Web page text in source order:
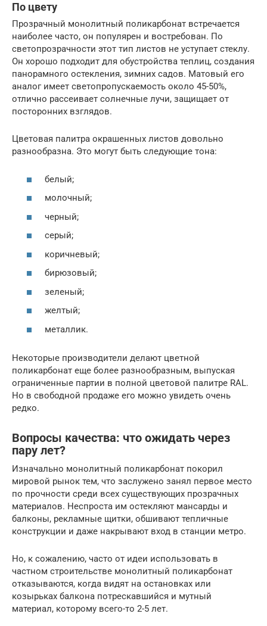
По цвету
Прозрачный монолитный поликарбонат встречается
наиболее часто, он популярен и востребован. По
светопрозрачности этот тип листов не уступает стеклу.
Он хорошо подходит для обустройства теплиц, создания
панорамного остекления, зимних садов. Матовый его
аналог имеет светопропускаемость около 45-50%,
отлично рассеивает солнечные лучи, защищает от
посторонних взглядов.
Цветовая палитра окрашенных листов довольно
разнообразна. Это могут быть следующие тона:
белый;
молочный;
черный;
серый;
коричневый;
бирюзовый;
зеленый;
желтый;
металлик.
Некоторые производители делают цветной
поликарбонат еще более разнообразным, выпуская
ограниченные партии в полной цветовой палитре RAL.
Но в свободной продаже его можно увидеть очень
редко.
Вопросы качества: что ожидать через
пару лет?
Изначально монолитный поликарбонат покорил
мировой рынок тем, что заслужено занял первое место
по прочности среди всех существующих прозрачных
материалов. Неспроста им остекляют мансарды и
балконы, рекламные щитки, обшивают тепличные
конструкции и даже накрывают вход в станции метро.
Но, к сожалению, часто от идеи использовать в
частном строительстве монолитный поликарбонат
отказываются, когда видят на остановках или
козырьках балкона потрескавшийся и мутный
материал, которому всего-то 2-5 лет.